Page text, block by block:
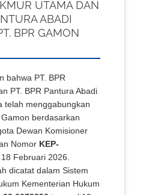
UTAMA DAN
ABADI
BPR GAMON
bahwa PT. BPR
PT. BPR Pantura Abadi
telah menggabungkan
berdasarkan
Dewan Komisioner
Nomor KEP-
Februari 2026.
dicatat dalam Sistem
Kementerian Hukum